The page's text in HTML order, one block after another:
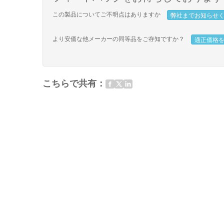
この製品についてご不明点はありますか 弊社までお知らせ
より安価な他メーカーの同等品をご存知ですか？ 適正価格
こちらで共有：